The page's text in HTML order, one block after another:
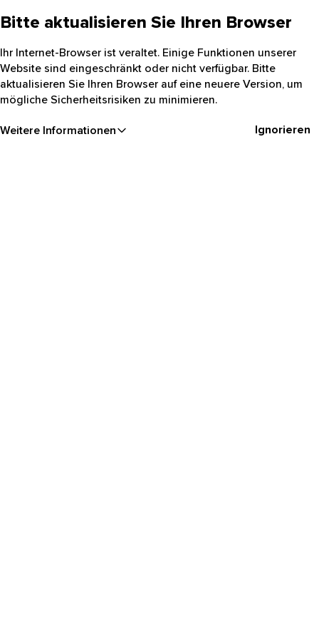
Bitte aktualisieren Sie Ihren Browser
Ihr Internet-Browser ist veraltet. Einige Funktionen unserer
Website sind eingeschränkt oder nicht verfügbar. Bitte
aktualisieren Sie Ihren Browser auf eine neuere Version, um
mögliche Sicherheitsrisiken zu minimieren.
Weitere Informationen Ignorieren